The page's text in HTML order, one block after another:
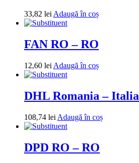
33,82 leiAdaugă în coș
FAN RO – RO
12,60 lei Adaugă în coș
DHL Romania – Italia
108,74 lei Adaugă în coș
DPD RO – RO